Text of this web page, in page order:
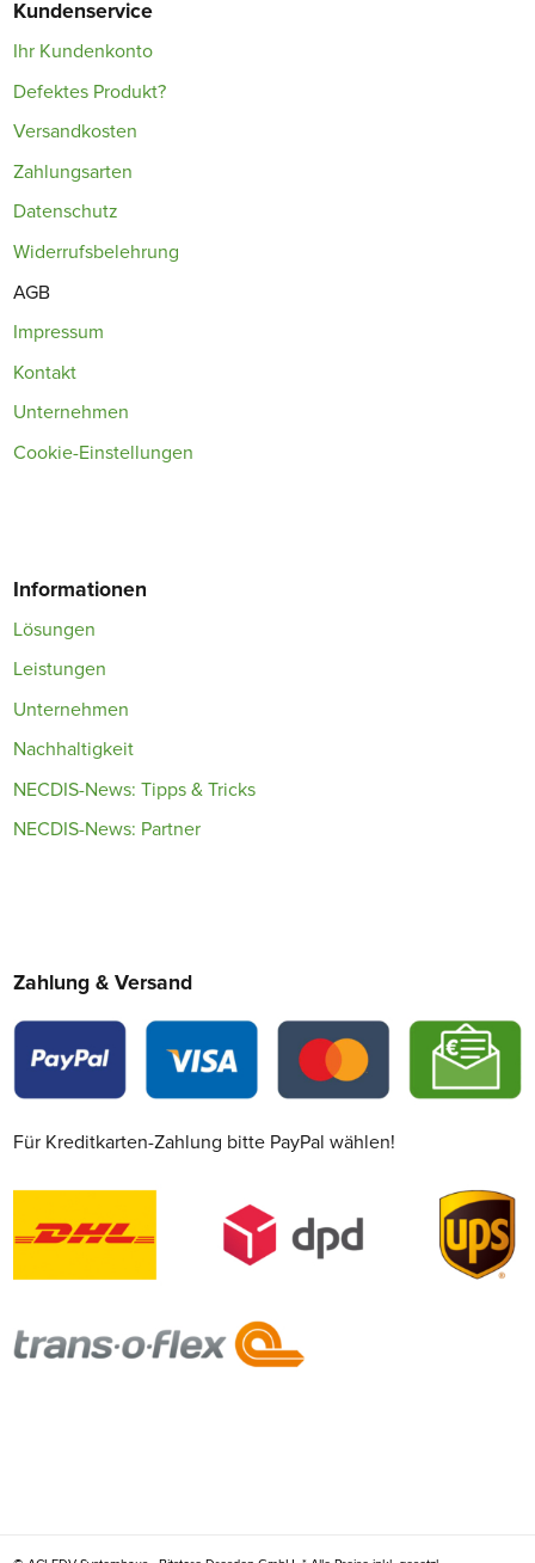
Kundenservice
Ihr Kundenkonto
Defektes Produkt?
Versandkosten
Zahlungsarten
Datenschutz
Widerrufsbelehrung
AGB
Impressum
Kontakt
Unternehmen
Cookie-Einstellungen
Informationen
Lösungen
Leistungen
Unternehmen
Nachhaltigkeit
NECDIS-News: Tipps & Tricks
NECDIS-News: Partner
Zahlung & Versand
Für Kreditkarten-Zahlung bitte PayPal wählen!